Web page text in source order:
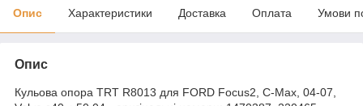
Опис Характеристики Доставка Оплата Умови
Опис
Кульова опора TRT R8013 для FORD Focus2, C-Max, 04-07,